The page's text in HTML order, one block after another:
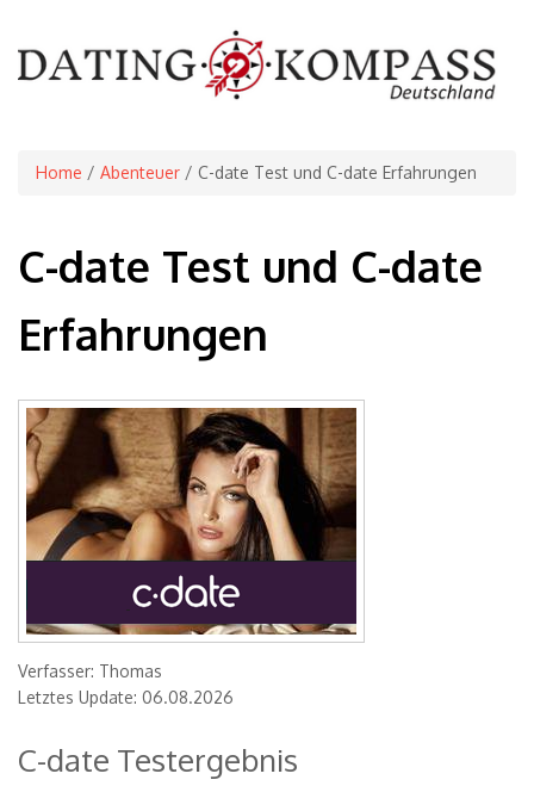
Home / Abenteuer / C-date Test und C-date Erfahrungen
C-date Test und C-date
Erfahrungen
Verfasser: Thomas
Letztes Update: 06.08.2026
C-date Testergebnis